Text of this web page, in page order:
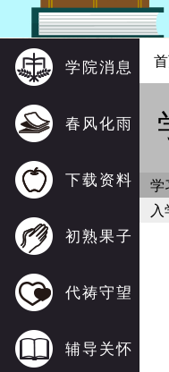
学院消息
春风化雨
下载资料
初熟果子
代祷守望
辅导关怀
学